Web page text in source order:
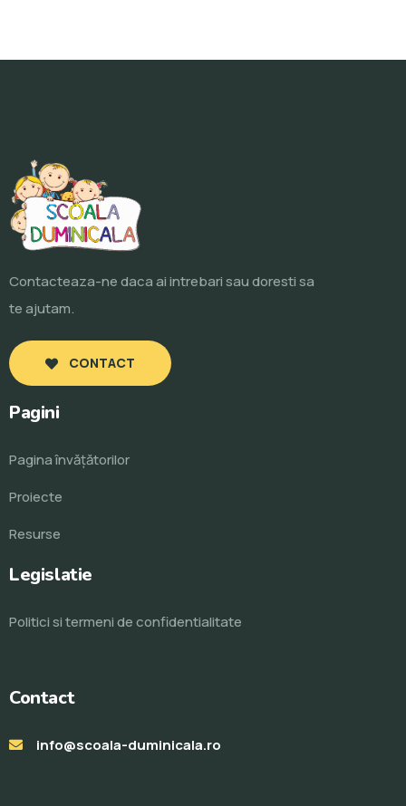
Contacteaza-ne daca ai intrebari sau doresti sa
te ajutam.
CONTACT
Pagini
Pagina învăţătorilor
Proiecte
Resurse
Legislatie
Politici si termeni de confidentialitate
Contact
info@scoala-duminicala.ro